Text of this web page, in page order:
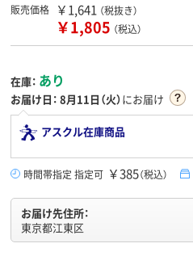
販売価格 ￥1,641 （税抜き）
￥1,805 （税込）
在庫： あり
お届け日： 8月11日（火）にお届け
アスクル在庫商品
時間帯指定 指定可 ￥385（税込）
お届け先住所：
東京都江東区